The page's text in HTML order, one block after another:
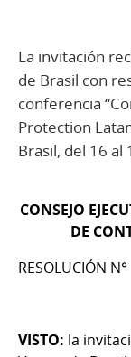
La invitación
de Brasil con
conferencia
Protection
Brasil, del 16
CONSEJO
DE
RESOLUCIÓN
VISTO: la